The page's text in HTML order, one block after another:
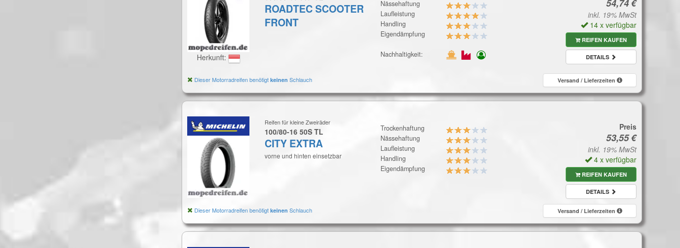
Herkunft:
ROADTEC SCOOTER
FRONT
Nässehaftung
Laufleistung
Handling
Eigendämpfung
Nachhaltigkeit:
inkl. 19% MwSt
14 x verfügbar
REIFEN KAUFEN
DETAILS
Dieser Motorradreifen benötigt keinen Schlauch Versand / Lieferzeiten
Reifen für kleine Zweiräder
100/80-16 50S TL
CITY EXTRA
vorne und hinten einsetzbar
Trockenhaftung
Nässehaftung
Laufleistung
Handling
Eigendämpfung
Preis
inkl. 19% MwSt
4 x verfügbar
REIFEN KAUFEN
DETAILS
Dieser Motorradreifen benötigt keinen Schlauch Versand / Lieferzeiten